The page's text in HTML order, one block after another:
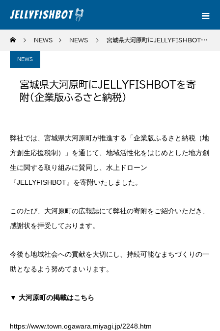
NEWS NEWS 宮城県大河原町にJELLYFISHBOTを寄附（企業版ふるさと納税）
NEWS
宮城県大河原町にJELLYFISHBOTを寄
附（企業版ふるさと納税）
弊社では、宮城県大河原町が推進する「企業版ふるさと納税（地
方創生応援税制）」を通じて、地域活性化をはじめとした地方創
生に関する取り組みに賛同し、水上ドローン
『JELLYFISHBOT』を寄附いたしました。
このたび、大河原町の広報誌にて弊社の寄附をご紹介いただき、
感謝状を拝受しております。
今後も地域社会への貢献を大切にし、持続可能なまちづくりの一
助となるよう努めてまいります。
▼ 大河原町の掲載はこちら
https://www.town.ogawara.miyagi.jp/2248.htm